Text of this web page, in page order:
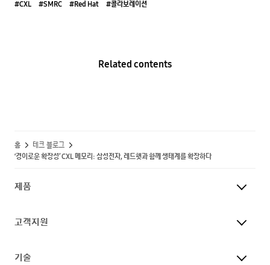
#CXL #SMRC #Red Hat #콜라보레이션
Related contents
홈
테크 블로그
‘경이로운 확장성’ CXL 메모리: 삼성전자, 레드햇과 함께 생태계를 확장하다
제품
고객지원
기술